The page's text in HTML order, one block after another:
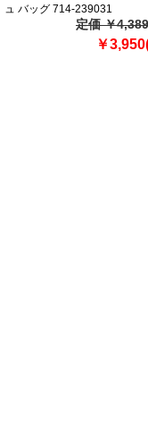
ュ バッグ 714-239031
定価 ￥
￥